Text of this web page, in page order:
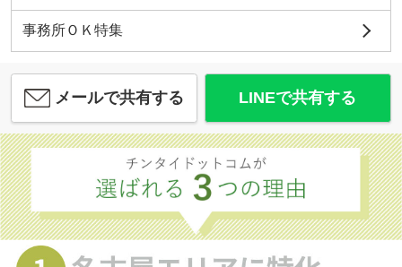
事務所ＯＫ特集
メールで共有する LINEで共有する